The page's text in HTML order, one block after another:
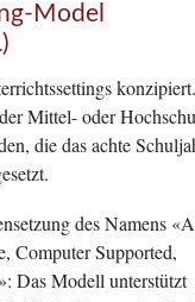
Model
Mittel- oder
die das achte
des Namens
Computer Supported,
Das Modell unterstützt